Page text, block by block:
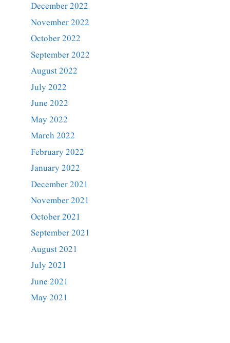
December 2022
November 2022
October 2022
September 2022
August 2022
July 2022
June 2022
May 2022
March 2022
February 2022
January 2022
December 2021
November 2021
October 2021
September 2021
August 2021
July 2021
June 2021
May 2021